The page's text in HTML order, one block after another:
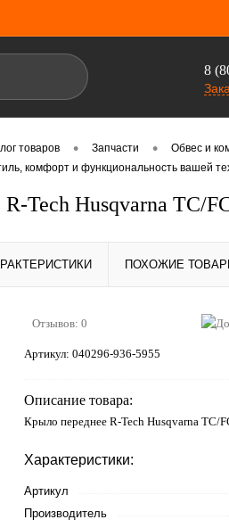
8
товаров • Запчасти •
Обвес и
комфорт и функциональность вашей
Tech Husqvarna TC/
ПОХОЖИЕ
Отзывов: 0
Артикул: 040296-936-5955
Описание товара:
Крыло переднее R-Tech Husqvarna TC/
Характеристики:
Артикул
Производитель